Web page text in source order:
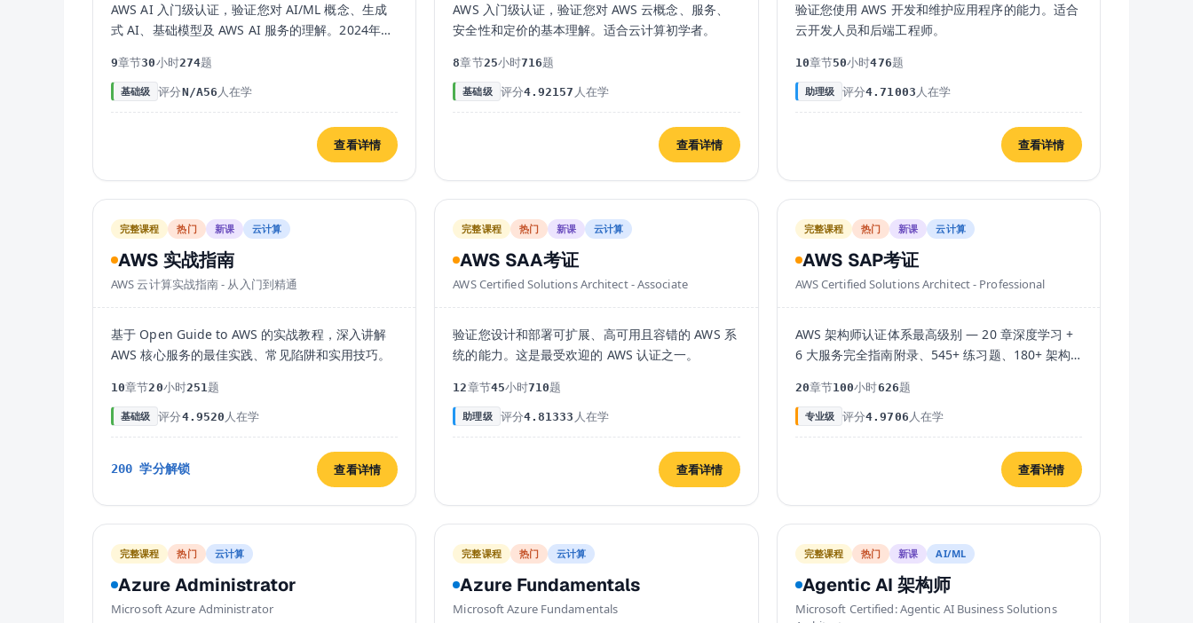
AWS AI 入门级认证，验证您对 AI/ML 概念、生成
式 AI、基础模型及 AWS AI 服务的理解。2024年全
9章节30小时274题
基础级 评分N/A56 人在学
查看详情
AWS 入门级认证，验证您对 AWS 云概念、服务、
安全性和定价的基本理解。适合云计算初学者。
8章节25小时716题
基础级 评分4.92157 人在学
查看详情
验证您使用 AWS 开发和维护应用程序的能力。适合
云开发人员和后端工程师。
10章节50小时476题
助理级 评分4.71003 人在学
查看详情
完整课程 热门 新课 云计算
AWS 实战指南
AWS 云计算实战指南 - 从入门到精通
基于 Open Guide to AWS 的实战教程，深入讲解
AWS 核心服务的最佳实践、常见陷阱和实用技巧。
10章节20小时251题
基础级 评分4.9520 人在学
200 学分解锁 查看详情
完整课程 热门 新课 云计算
AWS SAA考证
AWS Certified Solutions Architect - Associate
验证您设计和部署可扩展、高可用且容错的 AWS 系
统的能力。这是最受欢迎的 AWS 认证之一。
12章节45小时710题
助理级 评分4.81333 人在学
查看详情
完整课程 热门 新课 云计算
AWS SAP考证
AWS Certified Solutions Architect - Professional
AWS 架构师认证体系最高级别 — 20 章深度学习 +
6 大服务完全指南附录、545+ 练习题、180+ 架构
20章节100小时626题
专业级 评分4.9706 人在学
查看详情
完整课程 热门 云计算
Azure Administrator
Microsoft Azure Administrator
完整课程 热门 云计算
Azure Fundamentals
Microsoft Azure Fundamentals
完整课程 热门 新课 AI/ML
Agentic AI 架构师
Microsoft Certified: Agentic AI Business Solutions